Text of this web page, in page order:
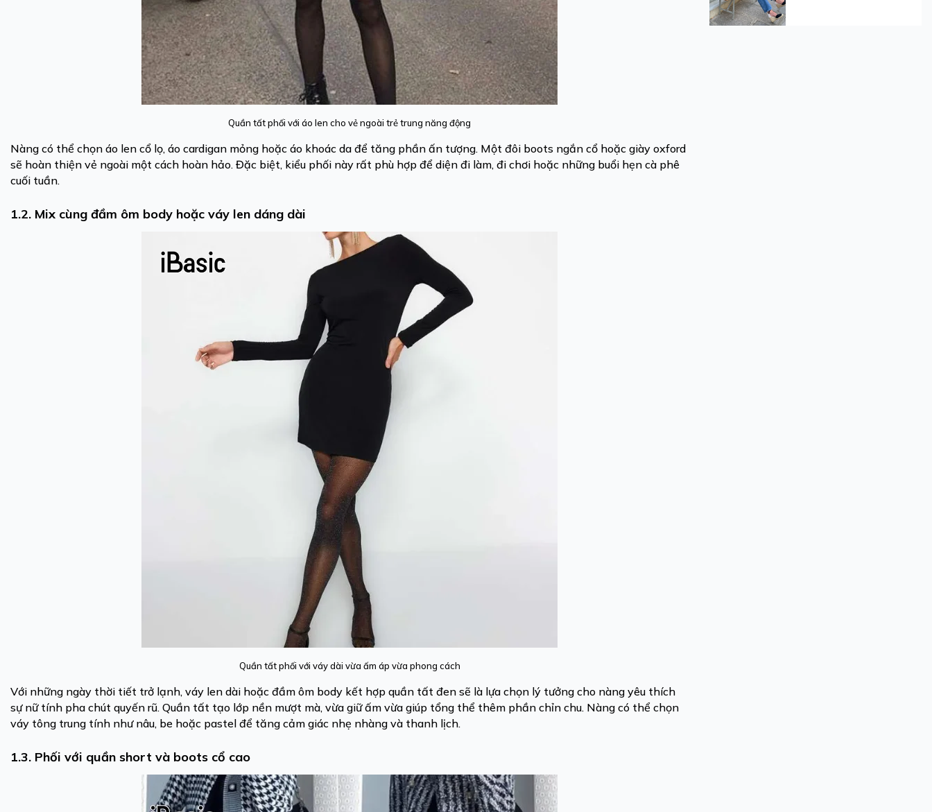
Quần tất phối với áo len cho vẻ ngoài trẻ trung năng động
Nàng có thể chọn áo len cổ lọ, áo cardigan mỏng hoặc áo khoác da để tăng phần ấn tượng. Một đôi boots ngắn cổ hoặc giày oxford
sẽ hoàn thiện vẻ ngoài một cách hoàn hảo. Đặc biệt, kiểu phối này rất phù hợp để diện đi làm, đi chơi hoặc những buổi hẹn cà phê
cuối tuần.
1.2. Mix cùng đầm ôm body hoặc váy len dáng dài
Quần tất phối với váy dài vừa ấm áp vừa phong cách
Với những ngày thời tiết trở lạnh, váy len dài hoặc đầm ôm body kết hợp quần tất đen sẽ là lựa chọn lý tưởng cho nàng yêu thích
sự nữ tính pha chút quyến rũ. Quần tất tạo lớp nền mượt mà, vừa giữ ấm vừa giúp tổng thể thêm phần chỉn chu. Nàng có thể chọn
váy tông trung tính như nâu, be hoặc pastel để tăng cảm giác nhẹ nhàng và thanh lịch.
1.3. Phối với quần short và boots cổ cao